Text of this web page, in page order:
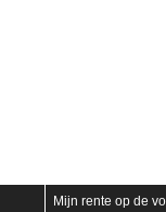
Mijn rente op de